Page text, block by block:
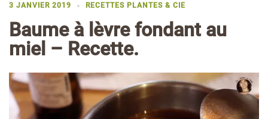
3 JANVIER 2019 RECETTES PLANTES & CIE
Baume à lèvre fondant au
miel – Recette.